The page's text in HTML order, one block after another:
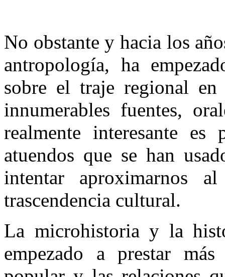
No obstante y hacia los
antropología, ha
sobre el traje regional
innumerables fuentes,
realmente interesante
atuendos que se han
intentar aproximarnos
trascendencia cultural.
La microhistoria y la
empezado a prestar